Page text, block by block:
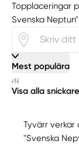
Topplaceringar
Svenska Neptun"
Mest populära
Visa alla snickare
Tyvärr
"Svenska